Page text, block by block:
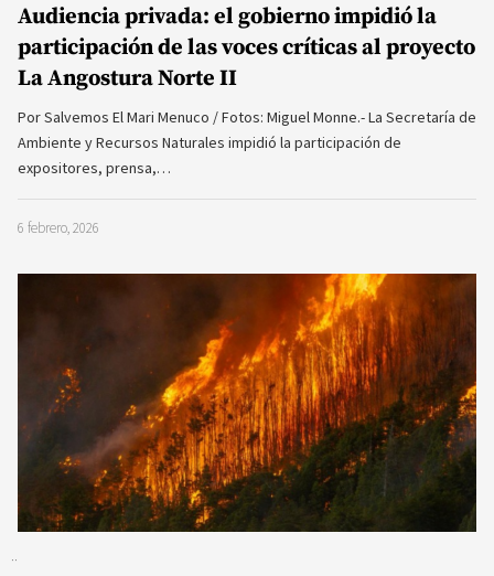
Audiencia privada: el gobierno impidió la
participación de las voces críticas al proyecto
La Angostura Norte II
Por Salvemos El Mari Menuco / Fotos: Miguel Monne.- La Secretaría de
Ambiente y Recursos Naturales impidió la participación de
expositores, prensa,…
6 febrero, 2026